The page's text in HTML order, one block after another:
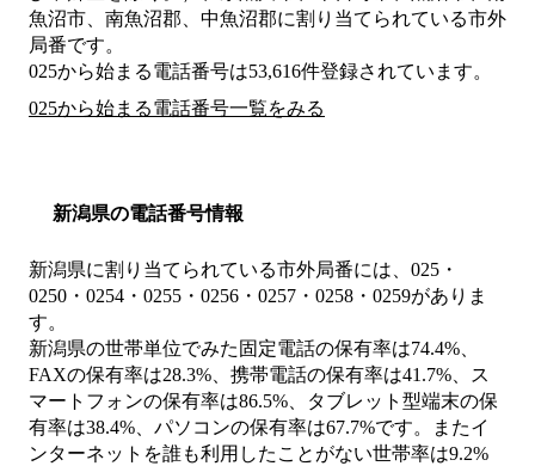
魚沼市、南魚沼郡、中魚沼郡に割り当てられている市外
局番です。
025から始まる電話番号は53,616件登録されています。
025から始まる電話番号一覧をみる
新潟県の電話番号情報
新潟県に割り当てられている市外局番には、025・
0250・0254・0255・0256・0257・0258・0259がありま
す。
新潟県の世帯単位でみた固定電話の保有率は74.4%、
FAXの保有率は28.3%、携帯電話の保有率は41.7%、ス
マートフォンの保有率は86.5%、タブレット型端末の保
有率は38.4%、パソコンの保有率は67.7%です。またイ
ンターネットを誰も利用したことがない世帯率は9.2%